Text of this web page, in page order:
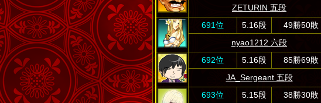
ZETURIN 五段
691位
5.16段
49勝50敗
nyao1212 六段
692位
5.16段
85勝69敗
JA_Sergeant 五段
693位
5.15段
38勝30敗